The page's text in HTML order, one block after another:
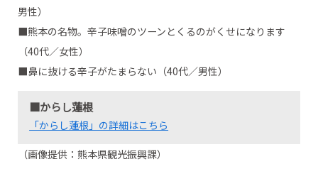
男性）
■熊本の名物。辛子味噌のツーンとくるのがくせになります
（40代／女性）
■鼻に抜ける辛子がたまらない（40代／男性）
■からし蓮根
「からし蓮根」の詳細はこちら
（画像提供：熊本県観光振興課）